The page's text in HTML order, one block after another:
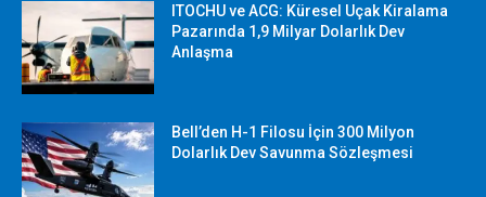
ITOCHU ve ACG: Küresel Uçak Kiralama
Pazarında 1,9 Milyar Dolarlık Dev
Anlaşma
Bell’den H-1 Filosu İçin 300 Milyon
Dolarlık Dev Savunma Sözleşmesi